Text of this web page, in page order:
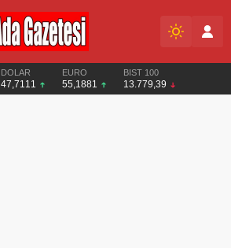
DOLAR
47,7111
EURO
55,1881
BIST 100
13.779,39